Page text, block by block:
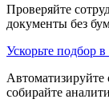
Проверяйте
документы без
Ускорьте подбор
Автоматизируйте
собирайте